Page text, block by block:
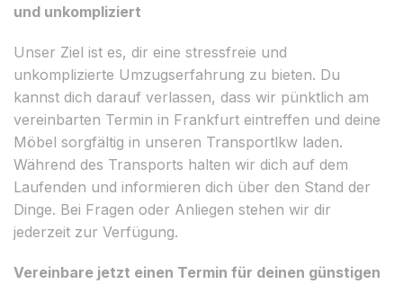
und unkompliziert
Unser Ziel ist es, dir eine stressfreie und
unkomplizierte Umzugserfahrung zu bieten. Du
kannst dich darauf verlassen, dass wir pünktlich am
vereinbarten Termin in Frankfurt eintreffen und deine
Möbel sorgfältig in unseren Transportlkw laden.
Während des Transports halten wir dich auf dem
Laufenden und informieren dich über den Stand der
Dinge. Bei Fragen oder Anliegen stehen wir dir
jederzeit zur Verfügung.
Vereinbare jetzt einen Termin für deinen günstigen